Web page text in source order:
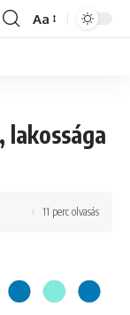
Font
Aa
lakossága
11 perc olvasás